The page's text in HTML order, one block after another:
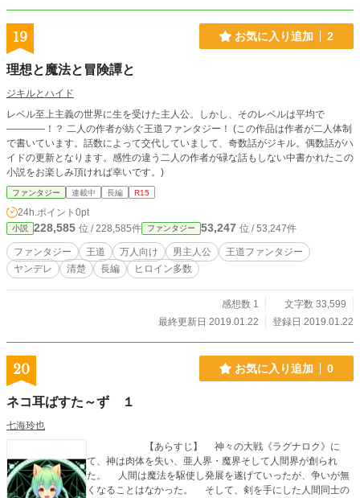
19 お気に入り追加 2
理想と魔法と冒険譚と
ジキルとハイド
レベル至上主義の世界に生を受けた主人公。しかし、そのレベルは平均で
————！？ 二人の作者が紡ぐ王道ファンタジー！ (この作品は作者が二人体制
で書いています。話数によって交代していまして、奇数話がジキル。偶数話がハ
イドの更新となります。感性の違う二人の作者が碌な話もしない中書かれたこの
小説をお楽しみ頂ければ幸いです。)
ファンタジー 連載中 長編 R15
24h.ポイント 0pt
小説 228,585 位 / 228,585件 ファンタジー 53,247 位 / 53,247件
ファンタジー 王道 万人向け 男主人公
王道ファンタジー
ヤンデレ
清楚 長編 ヒロイン多数
感想数 1
文字数 33,599
最終更新日 2019.01.22
登録日 2019.01.22
20 お気に入り追加 0
ネコ耳ばすた～ず １
七海玲也
【あらすじ】 神々の大戦《ラグナロク》に
て、神は肉体を失い、亜人界・魔界そして人間界が創られ
た。 人間は魔法を駆使し発展を遂げていったが、争いが無
くなることはなかった。 そして、剣を手にした人間同士の